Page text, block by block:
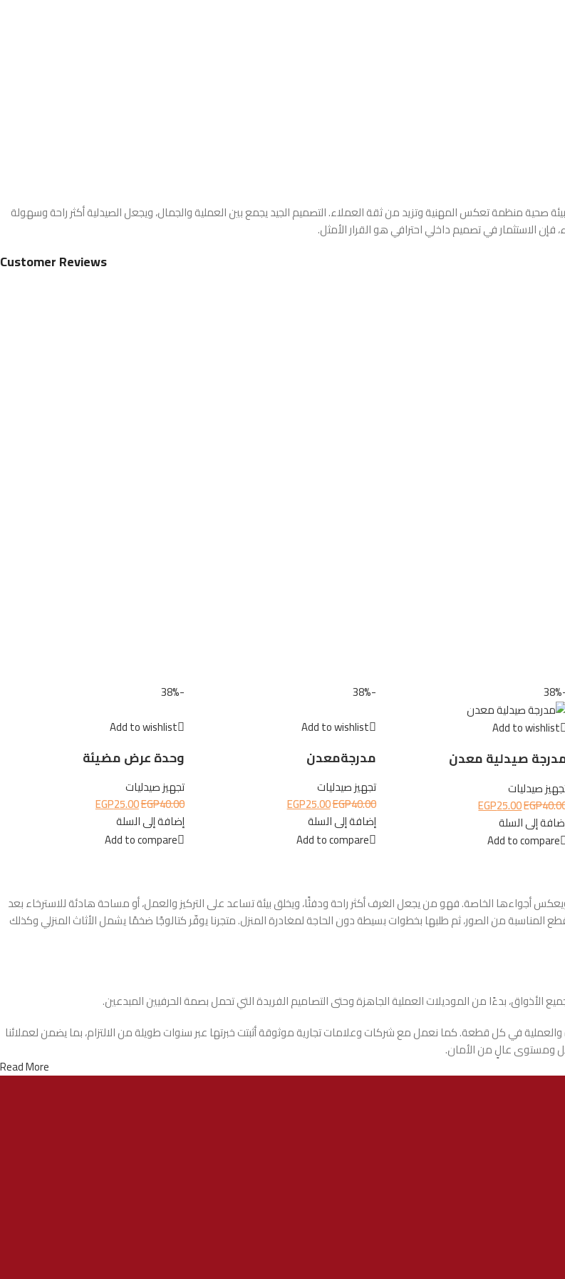
صحية منظمة تعكس المهنية وتزيد من ثقة العملاء. التصميم الجيد يجمع بين العملية والجمال، ويجعل الصيدلية أكثر راحة وسهولة
الاستثمار في تصميم داخلي احترافي هو القرار الأمثل.
Customer Reviews
-
Add to wishlist
صيدلية معدن
صيدليات
EGP
EGP25.00
إلى السلة
Add to compare
-38%
Add to wishlist
مدرجةمعدن
تجهيز صيدليات
EGP40.00
EGP25.00
إضافة إلى السلة
Add to compare
-38%
Add to wishlist
وحدة عرض مضيئة
تجهيز صيدليات
EGP40.00
EGP25.00
إضافة إلى السلة
Add to compare
الخاصة. فهو من يجعل الغرف أكثر راحة ودفئًا، ويخلق بيئة تساعد على التركيز والعمل، أو مساحة هادئة للاسترخاء بعد
المناسبة من الصور، ثم طلبها بخطوات بسيطة دون الحاجة لمغادرة المنزل. متجرنا يوفّر كتالوجًا ضخمًا يشمل الأثاث المنزلي وكذلك
الأذواق، بدءًا من الموديلات العملية الجاهزة وحتى التصاميم الفريدة التي تحمل بصمة الحرفيين المبدعين.
في كل قطعة. كما نعمل مع شركات وعلامات تجارية موثوقة أثبتت خبرتها عبر سنوات طويلة من الالتزام، بما يضمن لعملائنا
ومستوى عالٍ من الأمان.
Read More